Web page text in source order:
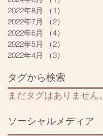
2022年8月
（1）
2022年7月
（2）
2022年6月
（4）
2022年5月
（2）
2022年4月
（3）
タグから検索
まだタグはありません。
ソーシャルメディア